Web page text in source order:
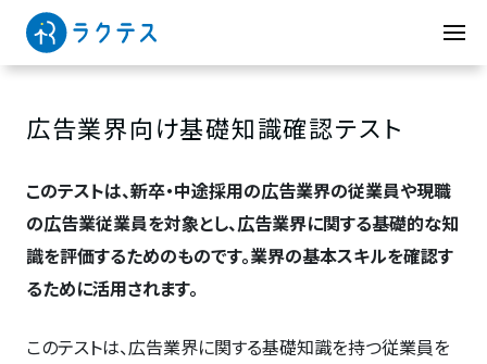
広告業界向け基礎知識確認テスト
このテストは、新卒・中途採用の広告業界の従業員や現職
の広告業従業員を対象とし、広告業界に関する基礎的な知
識を評価するためのものです。業界の基本スキルを確認す
るために活用されます。
このテストは、広告業界に関する基礎知識を持つ従業員を